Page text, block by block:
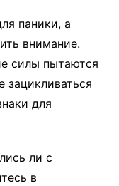
паники, а
внимание.
силы пытаются
зацикливаться
для
ли с
в